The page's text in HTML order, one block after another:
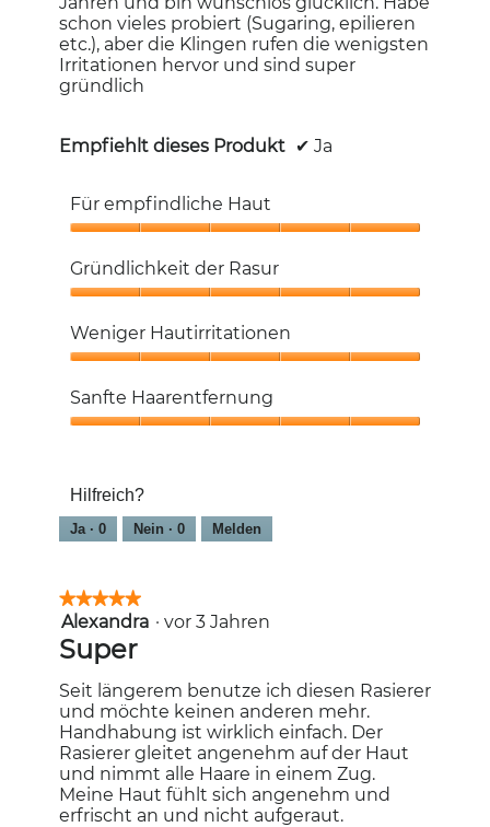
schon vieles probiert (Sugaring, epilieren
etc.), aber die Klingen rufen die wenigsten
Irritationen hervor und sind super
gründlich
Empfiehlt dieses Produkt ✔ Ja
Für empfindliche Haut
empfindliche
Haut,
von
5
Gründlichkeit der Rasur
der
Rasur,
von
5
Weniger Hautirritationen
Hautirritationen,
5
Sanfte Haarentfernung
von
5
Hilfreich?
Ja · 0 Nein · 0 Melden
★★★★★
★★★★★
5
von
5
Sternen.
Alexandra · vor 3 Jahren
Super
Seit längerem benutze ich diesen Rasierer
und möchte keinen anderen mehr.
Handhabung ist wirklich einfach. Der
Rasierer gleitet angenehm auf der Haut
und nimmt alle Haare in einem Zug.
Meine Haut fühlt sich angenehm und
erfrischt an und nicht aufgeraut.